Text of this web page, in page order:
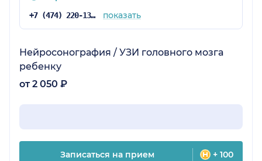
+7 (474) 220-13-86 показать
Нейросонография / УЗИ головного мозга
ребенку
от 2 050 ₽
Записаться на прием + 100